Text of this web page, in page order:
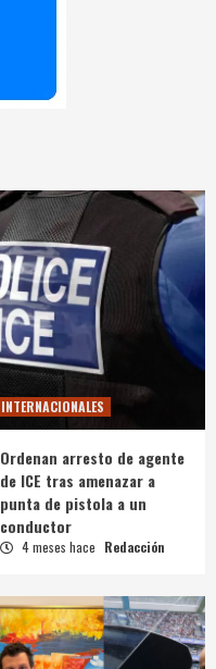
INTERNACIONALES
Ordenan arresto de agente
de ICE tras amenazar a
punta de pistola a un
conductor
4 meses hace Redacción